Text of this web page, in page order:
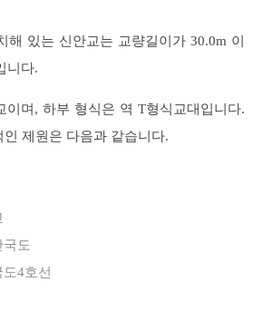
해 있는 신안교는 교량길이가 30.0m 이
니다.
이며, 하부 형식은 역 T형식교대입니다.
제원은 다음과 같습니다.
국도
4호선